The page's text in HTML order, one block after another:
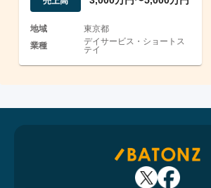
地域
東京都
業種
デイサービス・ショートス
テイ